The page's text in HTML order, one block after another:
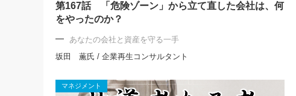
第167話 「危険ゾーン」から立て直した会社は、何
をやったのか？
あなたの会社と資産を守る一手
坂田 薫氏 / 企業再生コンサルタント
マネジメント